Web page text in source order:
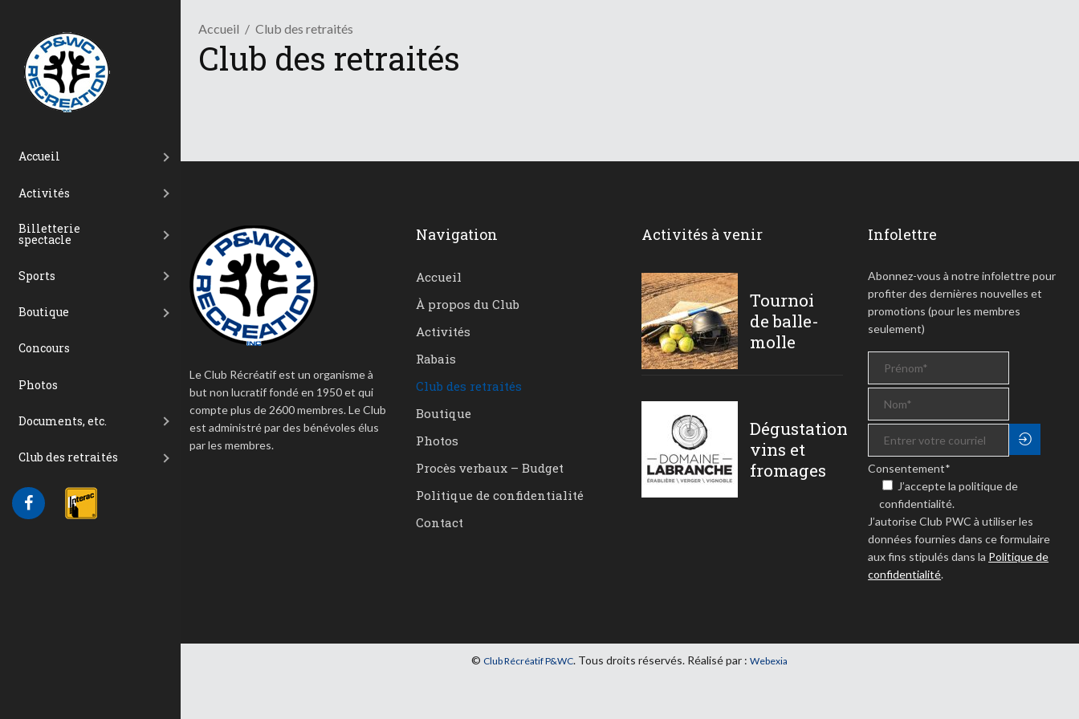
Accueil
Activités
Billetterie
spectacle
Sports
Boutique
Concours
Photos
Documents, etc.
Club des retraités
Accueil Club des retraités
Club des retraités
Le Club Récréatif est un organisme à
but non lucratif fondé en 1950 et qui
compte plus de 2600 membres. Le Club
est administré par des bénévoles élus
par les membres.
Navigation
Accueil
À propos du Club
Activités
Rabais
Club des retraités
Boutique
Photos
Procès verbaux – Budget
Politique de confidentialité
Contact
Activités à venir
Tournoi
de balle-
molle
Dégustation
vins et
fromages
Infolettre
Abonnez-vous à notre infolettre pour
profiter des dernières nouvelles et
promotions (pour les membres
seulement)
Consentement*
J’accepte la politique de
confidentialité.
J’autorise Club PWC à utiliser les
données fournies dans ce formulaire
aux fins stipulés dans la Politique de
confidentialité.
© Club Récréatif P&WC. Tous droits réservés. Réalisé par :Webexia